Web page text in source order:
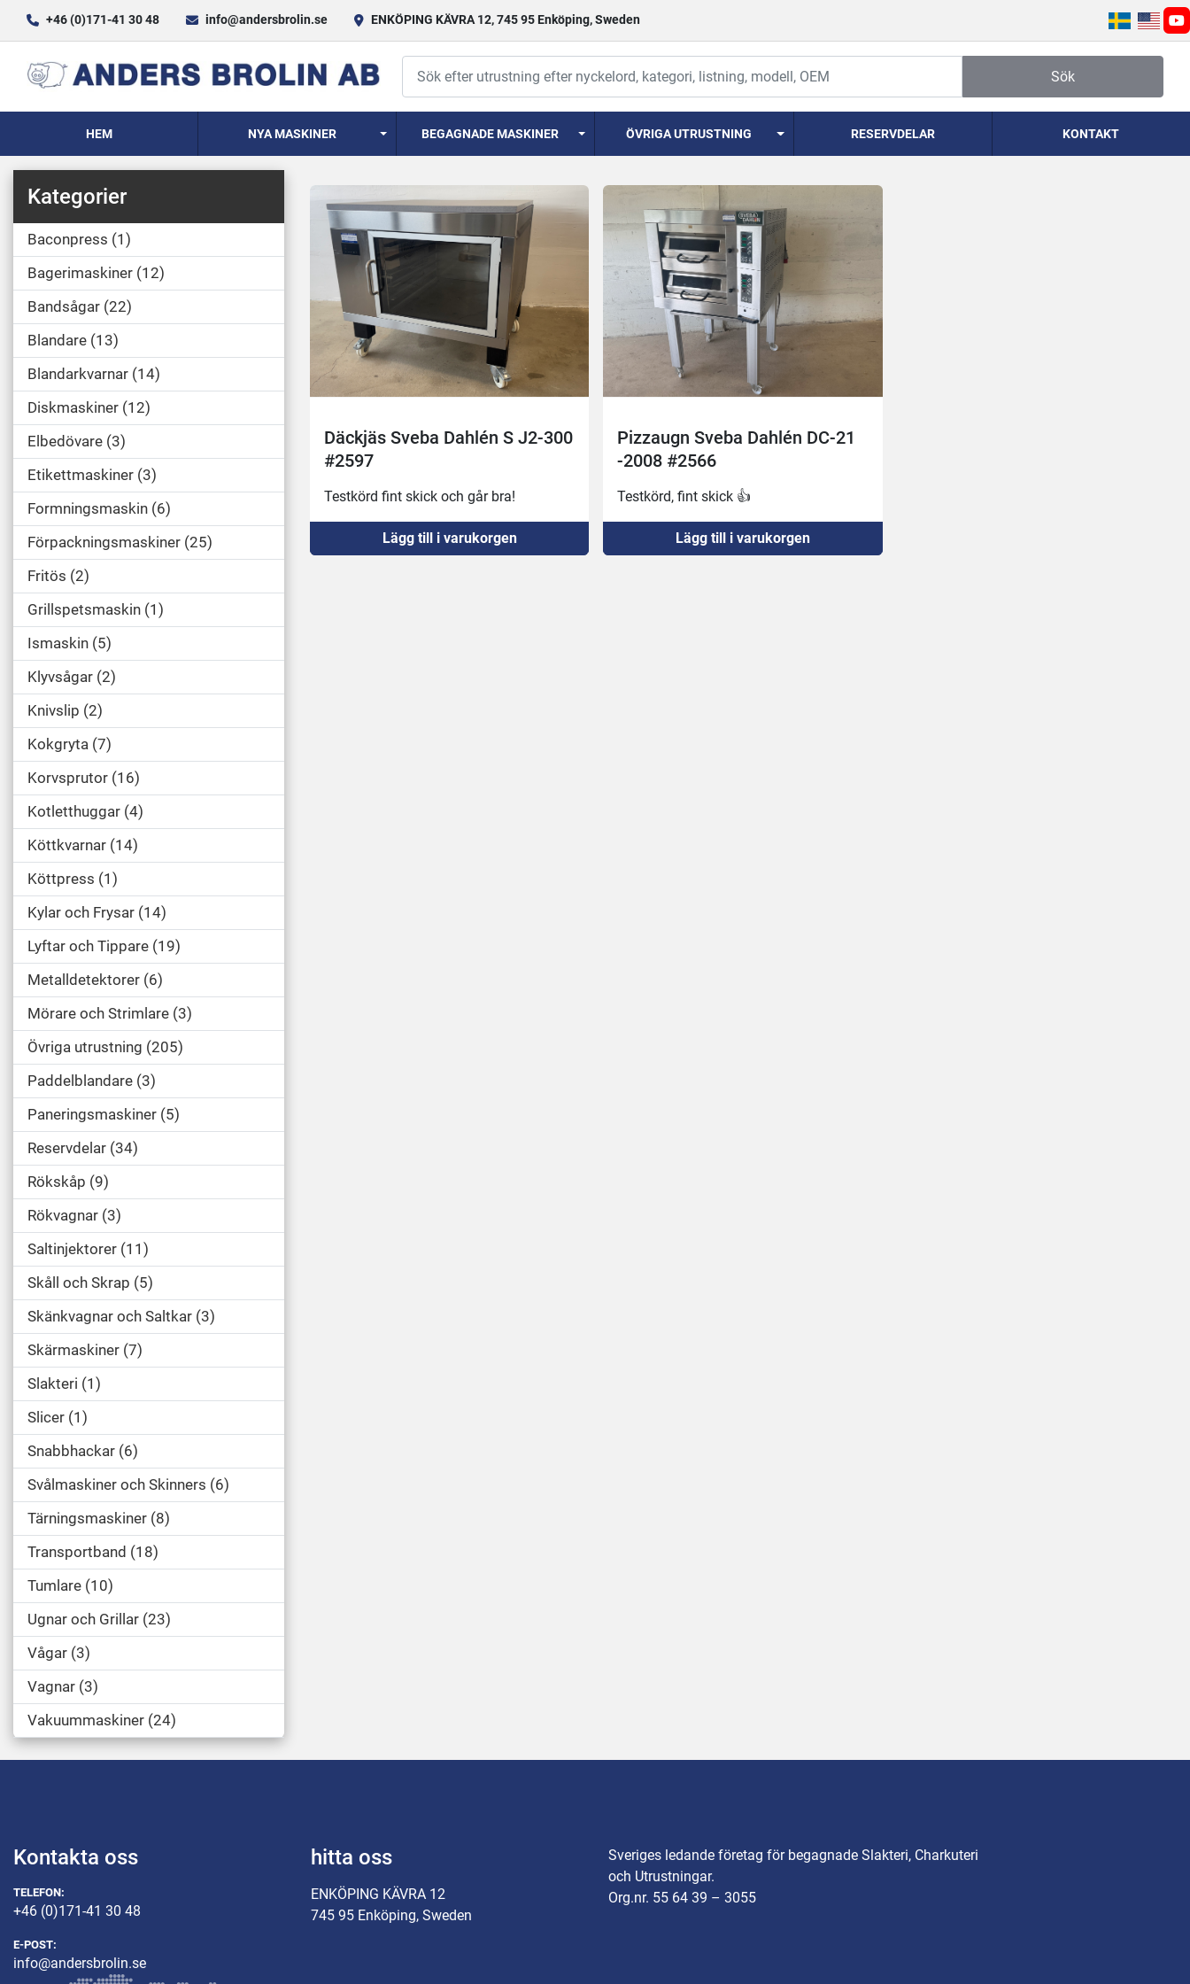
+46 (0)171-41 30 48 info@andersbrolin.se ENKÖPING KÄVRA 12, 745 95 Enköping, Sweden
Sök
HEM NYA MASKINER BEGAGNADE MASKINER ÖVRIGA UTRUSTNING RESERVDELAR KONTAKT
Kategorier
Baconpress 1
Bagerimaskiner 12
Bandsågar 22
Blandare 13
Blandarkvarnar 14
Diskmaskiner 12
Elbedövare 3
Etikettmaskiner 3
Formningsmaskin 6
Förpackningsmaskiner 25
Fritös 2
Grillspetsmaskin 1
Ismaskin 5
Klyvsågar 2
Knivslip 2
Kokgryta 7
Korvsprutor 16
Kotletthuggar 4
Köttkvarnar 14
Köttpress 1
Kylar och Frysar 14
Lyftar och Tippare 19
Metalldetektorer 6
Mörare och Strimlare 3
Övriga utrustning 205
Paddelblandare 3
Paneringsmaskiner 5
Reservdelar 34
Rökskåp 9
Rökvagnar 3
Saltinjektorer 11
Skåll och Skrap 5
Skänkvagnar och Saltkar 3
Skärmaskiner 7
Slakteri 1
Slicer 1
Snabbhackar 6
Svålmaskiner och Skinners 6
Tärningsmaskiner 8
Transportband
18
Tumlare 10
Ugnar och Grillar 23
Vågar 3
Vagnar 3
Vakuummaskiner 24
Däckjäs Sveba Dahlén S J2-300
#2597
Testkörd fint skick och går bra!
Lägg till i varukorgen
Pizzaugn Sveba Dahlén DC-21
-2008 #2566
Testkörd, fint skick 👍
Lägg till i varukorgen
Kontakta oss
TELEFON:
+46 (0)171-41 30 48
E-POST:
info@andersbrolin.se
hitta oss
ENKÖPING KÄVRA 12
745 95 Enköping, Sweden
Sveriges ledande företag för begagnade Slakteri, Charkuteri
och Utrustningar.
Org.nr. 55 64 39 – 3055